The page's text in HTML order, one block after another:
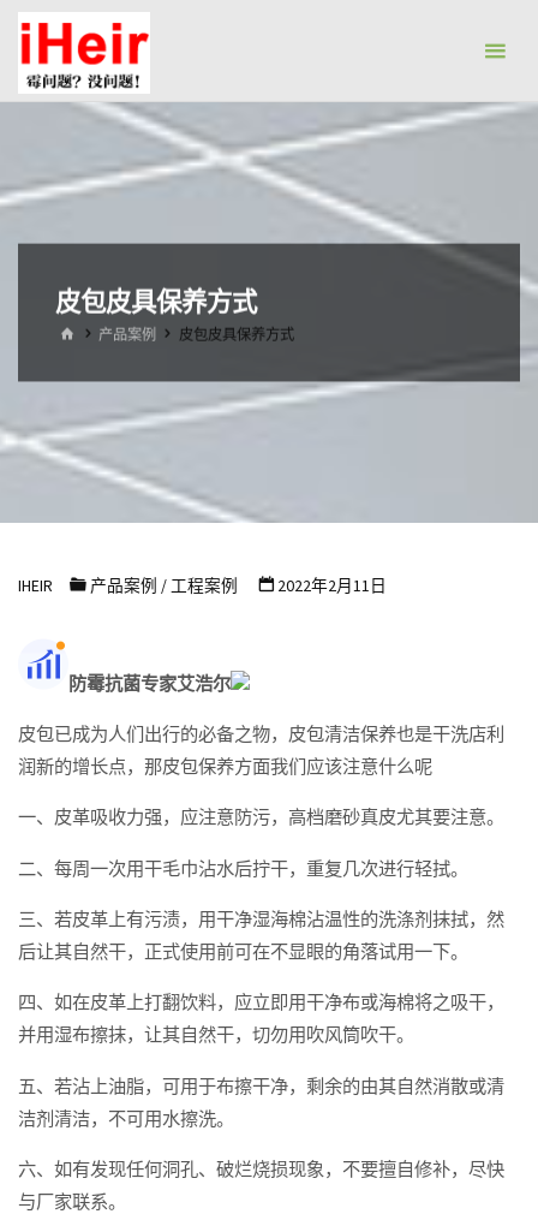
抗
菌
防
剂|
干
燥
剂-
州
艾
尔
霉
菌
科
技
限
公
司
皮包皮具保养方式
首 产品案例 皮包皮具保养方式
IHEIR 产品案例 / 工程案例 2022年2月11日
防霉抗菌专家艾浩尔
皮包已成为人们出行的必备之物，皮包清洁保养也是干洗店利
润新的增长点，那皮包保养方面我们应该注意什么呢
一、皮革吸收力强，应注意防污，高档磨砂真皮尤其要注意。
二、每周一次用干毛巾沾水后拧干，重复几次进行轻拭。
三、若皮革上有污渍，用干净湿海棉沾温性的洗涤剂抹拭，然
后让其自然干，正式使用前可在不显眼的角落试用一下。
四、如在皮革上打翻饮料，应立即用干净布或海棉将之吸干，
并用湿布擦抹，让其自然干，切勿用吹风筒吹干。
五、若沾上油脂，可用于布擦干净，剩余的由其自然消散或清
洁剂清洁，不可用水擦洗。
六、如有发现任何洞孔、破烂烧损现象，不要擅自修补，尽快
与厂家联系。